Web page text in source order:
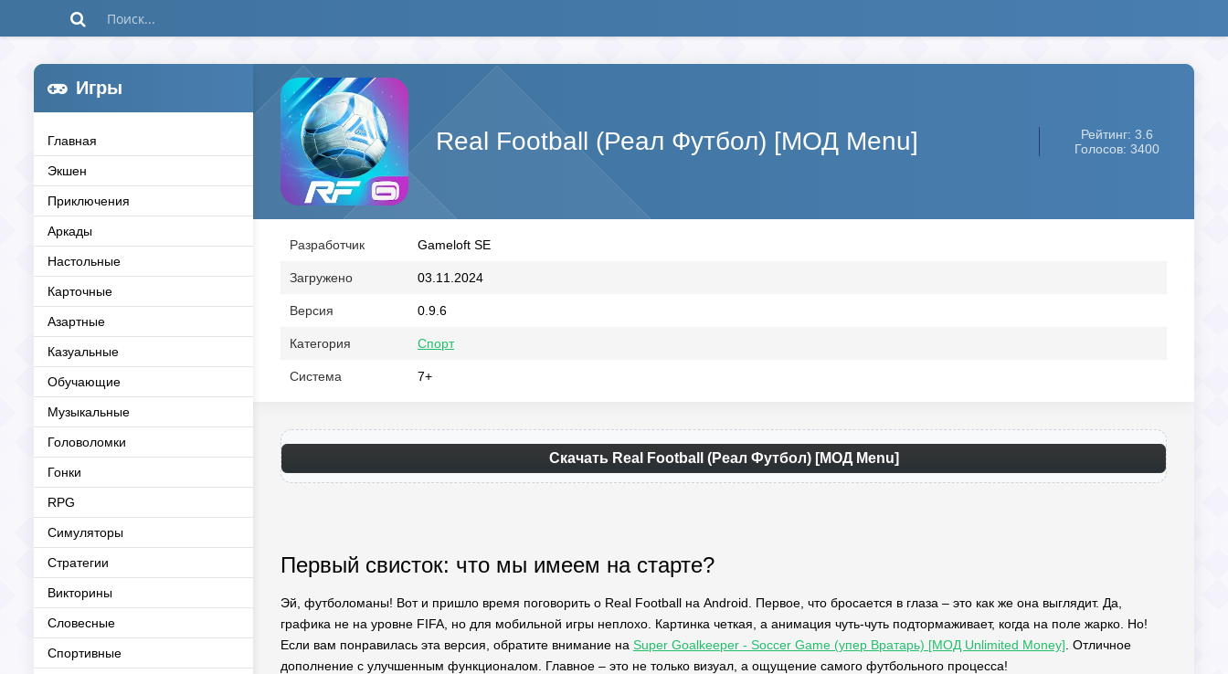
Игры
Главная
Экшен
Приключения
Аркады
Настольные
Карточные
Азартные
Казуальные
Обучающие
Музыкальные
Головоломки
Гонки
RPG
Симуляторы
Стратегии
Викторины
Словесные
Спортивные
Real Football (Реал Футбол) [МОД Menu]
Рейтинг: 3.6
Голосов: 3400
Разработчик Gameloft SE
Загружено 03.11.2024
Версия 0.9.6
Категория Спорт
Система 7+
Скачать Real Football (Реал Футбол) [МОД Menu]
Первый свисток: что мы имеем на старте?
Эй, футболоманы! Вот и пришло время поговорить о Real Football на Android. Первое, что бросается в глаза – это как же она выглядит. Да,
графика не на уровне FIFA, но для мобильной игры неплохо. Картинка четкая, а анимация чуть-чуть подтормаживает, когда на поле жарко. Но!
Если вам понравилась эта версия, обратите внимание на Super Goalkeeper - Soccer Game (упер Вратарь) [МОД Unlimited Money] . Отличное
дополнение с улучшенным функционалом. Главное – это не только визуал, а ощущение самого футбольного процесса!